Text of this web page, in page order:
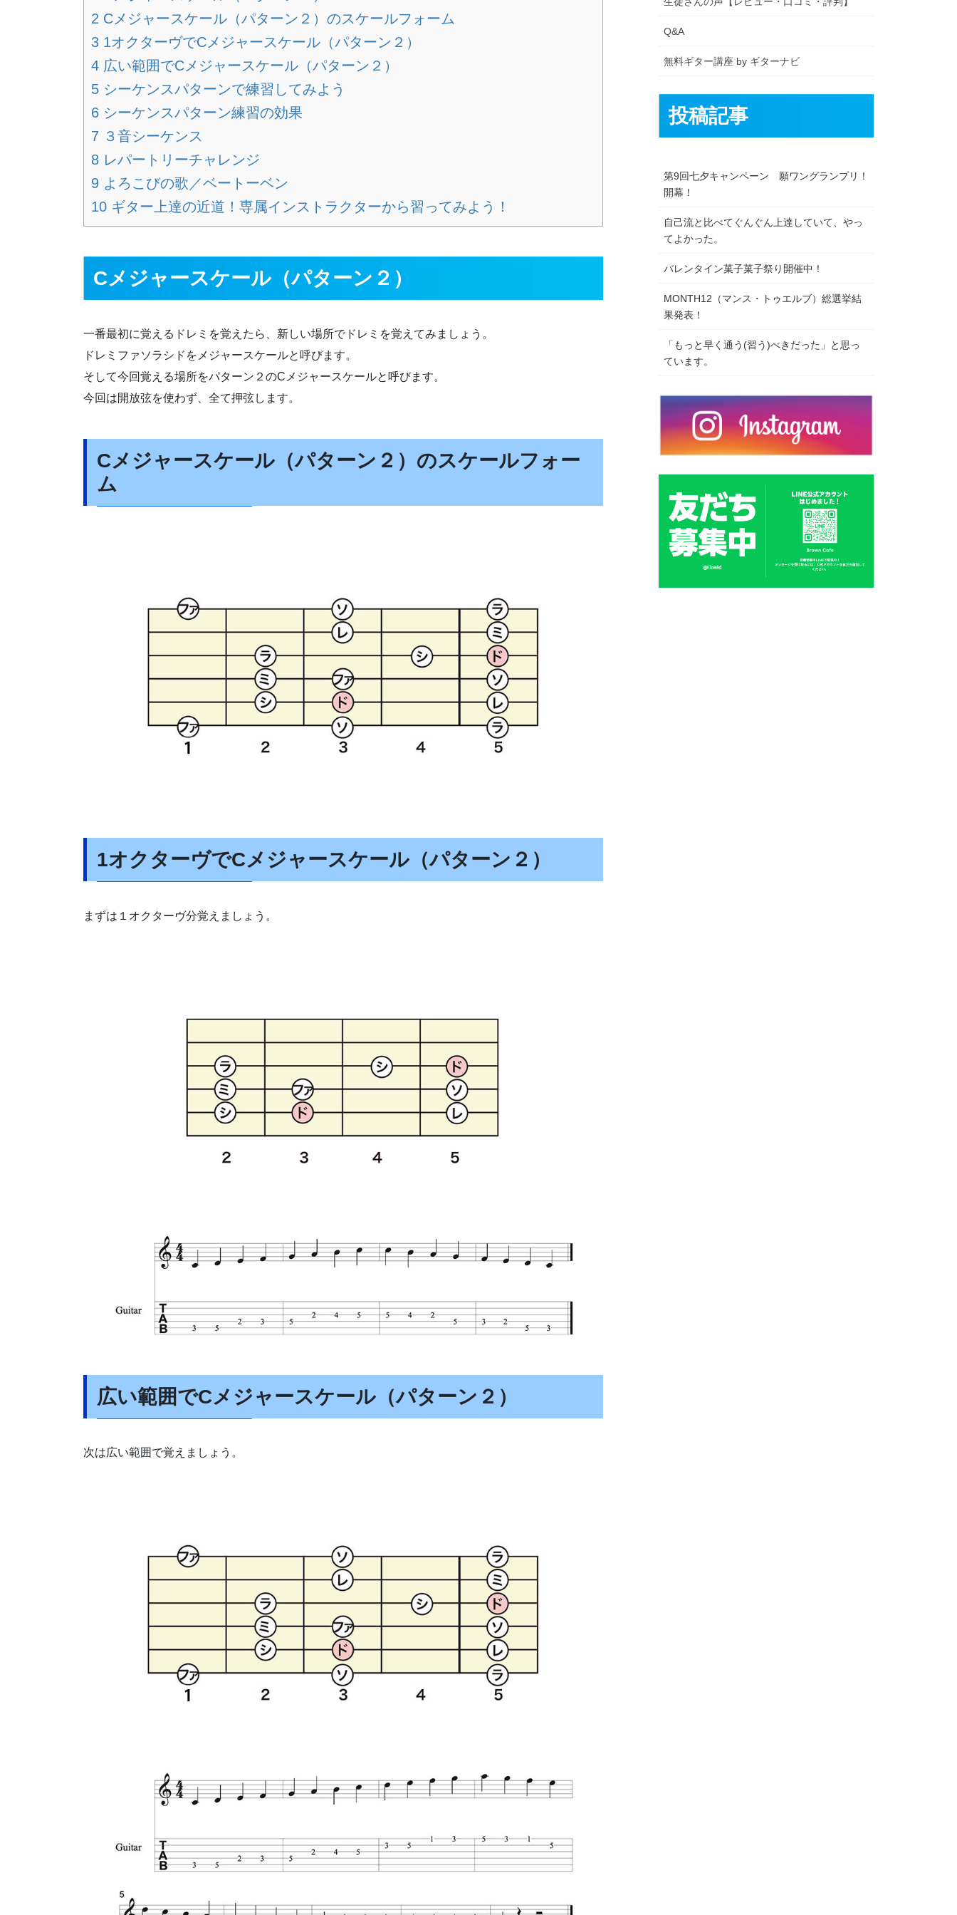
2 Cメジャースケール（パターン２）のスケールフォーム
3 1オクターヴでCメジャースケール（パターン２）
4 広い範囲でCメジャースケール（パターン２）
5 シーケンスパターンで練習してみよう
6 シーケンスパターン練習の効果
7 ３音シーケンス
8 レパートリーチャレンジ
9 よろこびの歌／ベートーベン
10 ギター上達の近道！専属インストラクターから習ってみよう！
Cメジャースケール（パターン２）
一番最初に覚えるドレミを覚えたら、新しい場所でドレミを覚えてみましょう。
ドレミファソラシドをメジャースケールと呼びます。
そして今回覚える場所をパターン２のCメジャースケールと呼びます。
今回は開放弦を使わず、全て押弦します。
Cメジャースケール（パターン２）のスケールフォー
ム
1オクターヴでCメジャースケール（パターン２）
まずは１オクターヴ分覚えましょう。
広い範囲でCメジャースケール（パターン２）
次は広い範囲で覚えましょう。
Q&A
無料ギター講座 by ギターナビ
投稿記事
第9回七夕キャンペーン 願ワングランプリ！
開幕！
自己流と比べてぐんぐん上達していて、やっ
てよかった。
バレンタイン菓子菓子祭り開催中！
MONTH12（マンス・トゥエルブ）総選挙結
果発表！
「もっと早く通う(習う)べきだった」と思っ
ています。